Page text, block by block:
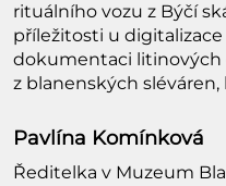
rituálního vozu z Býčí
příležitosti u
dokumentaci litinových
z blanenských
Pavlína Komínková
Ředitelka v Muzeum